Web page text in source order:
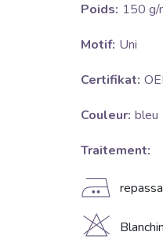
Poids: 150 g/
Motif: Uni
Certifikat:
Couleur: bleu
Traitement:
E
H